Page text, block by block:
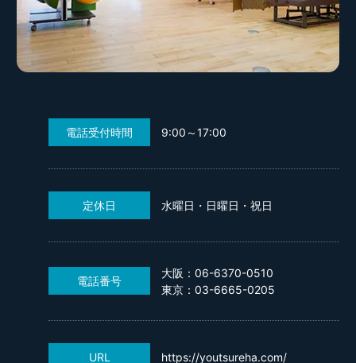
電話受付時間 9:00～17:00
定休日 水曜日・日曜日・祝日
電話番号
大阪：06-6370-0510
東京：03-6665-0205
URL https://youtsureha.com/